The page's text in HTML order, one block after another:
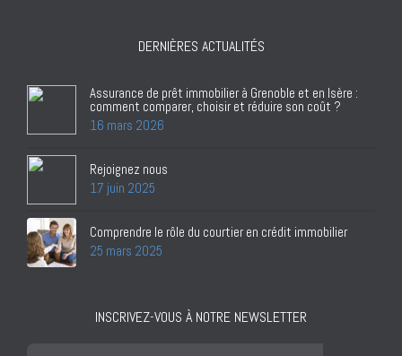
DERNIÈRES ACTUALITÉS
Assurance de prêt immobilier à Grenoble et en Isère :
comment comparer, choisir et réduire son coût ?
16 mars 2026
Rejoignez nous
17 juin 2025
Comprendre le rôle du courtier en crédit immobilier
25 mars 2025
INSCRIVEZ-VOUS À NOTRE NEWSLETTER